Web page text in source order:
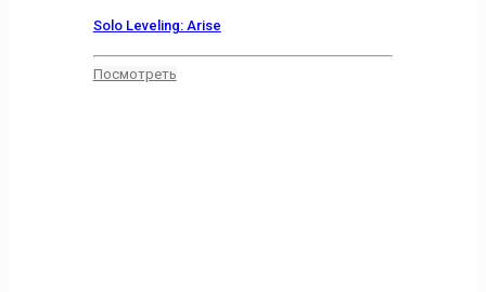
Solo Leveling: Arise
Посмотреть